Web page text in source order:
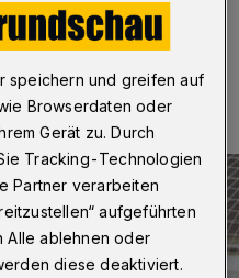
Lesezeit
speichern und greifen auf
Browserdaten oder
Gerät zu. Durch
Tracking-Technologien
Partner verarbeiten
aufgeführten
Alle ablehnen oder
diese deaktiviert.